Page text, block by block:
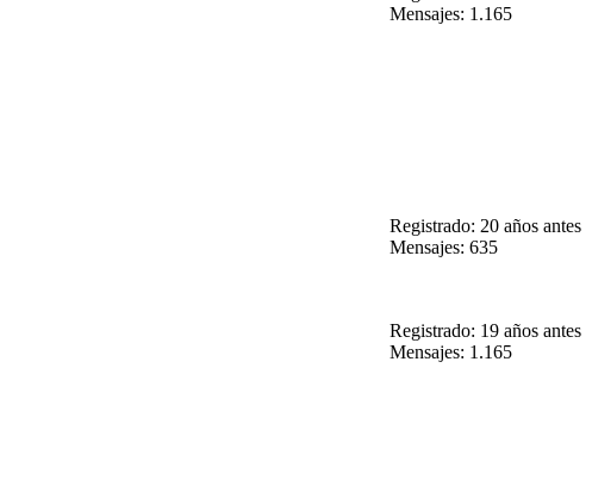
Mensajes: 1.165
Registrado: 20 años antes
Mensajes: 635
Registrado: 19 años antes
Mensajes: 1.165